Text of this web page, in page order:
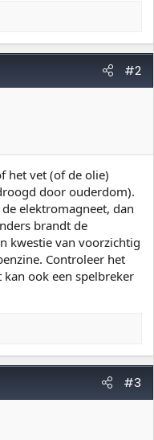
#2
het vet (of de olie)
door ouderdom).
elektromagneet, dan
brandt de
kwestie van voorzichtig
Controleer het
ook een spelbreker
#3